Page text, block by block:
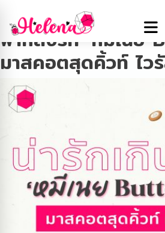
Tag:หมีเนย
พาหลงรัก ‘หมีเนย
มาสคอตสุดคิ้วท์ ไว